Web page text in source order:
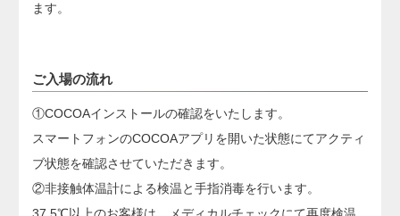
ます。
ご入場の流れ
①COCOAインストールの確認をいたします。
スマートフォンのCOCOAアプリを開いた状態にてアクティ
ブ状態を確認させていただきます。
②非接触体温計による検温と手指消毒を行います。